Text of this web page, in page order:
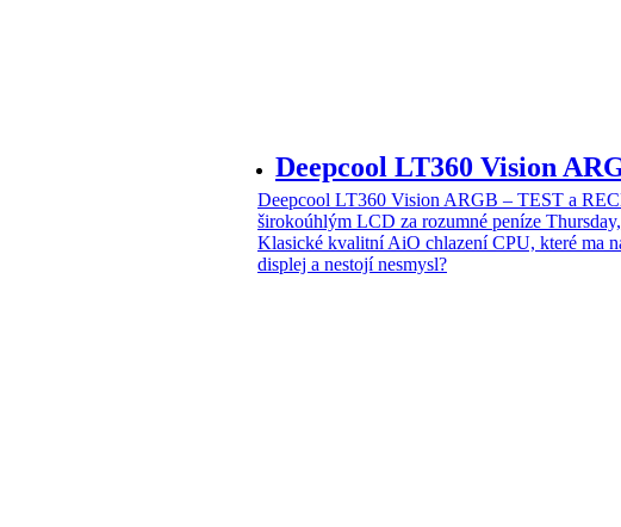
Deepcool LT360 Vision
Deepcool LT360 Vision ARGB – TEST a
širokoúhlým LCD za rozumné peníze
Klasické kvalitní AiO chlazení CPU, které ma
displej a nestojí nesmysl?